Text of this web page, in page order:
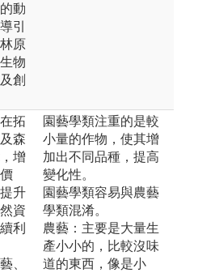
動
引
原
物
創
拓
森
增
升
資
利
、
園藝學類注重的是較
小量的作物，使其增
加出不同品種，提高
變化性。
園藝學類容易與農藝
學類混淆。
農藝：主要是大量生
產小小的，比較沒味
道的東西，像是小